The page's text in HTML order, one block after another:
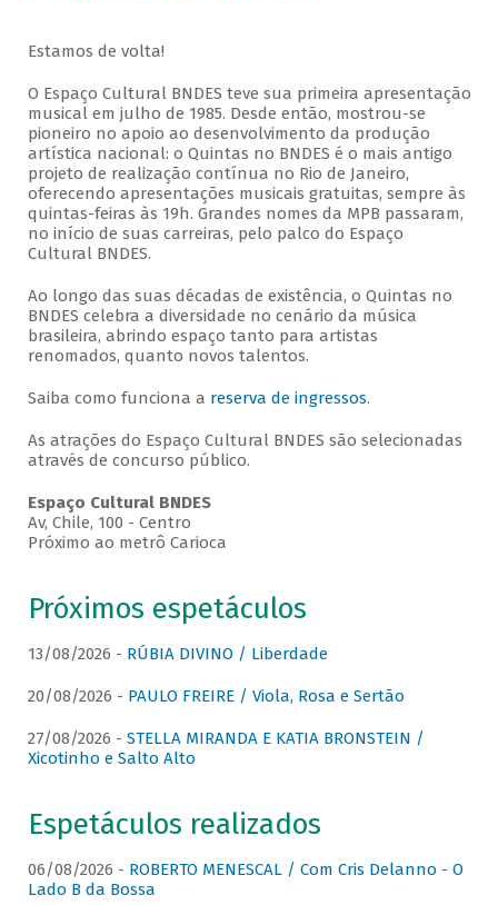
Estamos de volta!
O Espaço Cultural BNDES teve sua primeira apresentação
musical em julho de 1985. Desde então, mostrou-se
pioneiro no apoio ao desenvolvimento da produção
artística nacional: o Quintas no BNDES é o mais antigo
projeto de realização contínua no Rio de Janeiro,
oferecendo apresentações musicais gratuitas, sempre às
quintas-feiras às 19h. Grandes nomes da MPB passaram,
no início de suas carreiras, pelo palco do Espaço
Cultural BNDES.
Ao longo das suas décadas de existência, o Quintas no
BNDES celebra a diversidade no cenário da música
brasileira, abrindo espaço tanto para artistas
renomados, quanto novos talentos.
Saiba como funciona a reserva de ingressos.
As atrações do Espaço Cultural BNDES são selecionadas
através de concurso público.
Espaço Cultural BNDES
Av, Chile, 100 - Centro
Próximo ao metrô Carioca
Próximos espetáculos
13/08/2026 - RÚBIA DIVINO / Liberdade
20/08/2026 - PAULO FREIRE / Viola, Rosa e Sertão
27/08/2026 - STELLA MIRANDA E KATIA BRONSTEIN /
Xicotinho e Salto Alto
Espetáculos realizados
06/08/2026 - ROBERTO MENESCAL / Com Cris Delanno - O
Lado B da Bossa